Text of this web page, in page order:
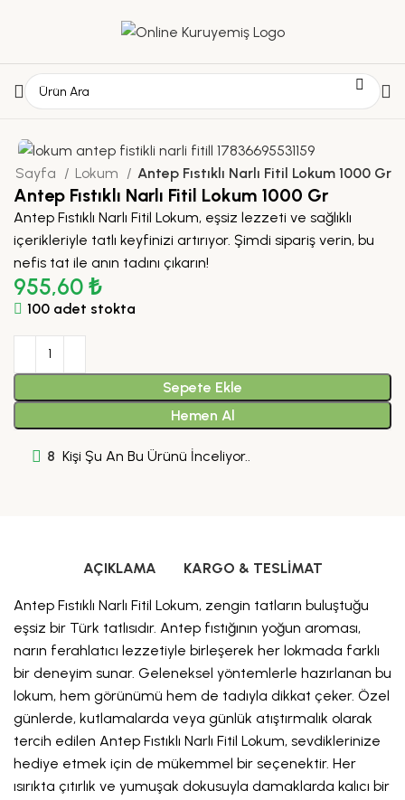
Sayfa Lokum Antep Fıstıklı Narlı Fitil Lokum 1000 Gr
Antep Fıstıklı Narlı Fitil Lokum 1000 Gr
Antep Fıstıklı Narlı Fitil Lokum, eşsiz lezzeti ve sağlıklı
içerikleriyle tatlı keyfinizi artırıyor. Şimdi sipariş verin, bu
nefis tat ile anın tadını çıkarın!
955,60₺
100 adet stokta
Sepete Ekle
Hemen Al
8 Kişi Şu An Bu Ürünü İnceliyor..
AÇIKLAMA KARGO & TESLIMAT
Antep Fıstıklı Narlı Fitil Lokum, zengin tatların buluştuğu
eşsiz bir Türk tatlısıdır. Antep fıstığının yoğun aroması,
narın ferahlatıcı lezzetiyle birleşerek her lokmada farklı
bir deneyim sunar. Geleneksel yöntemlerle hazırlanan bu
lokum, hem görünümü hem de tadıyla dikkat çeker. Özel
günlerde, kutlamalarda veya günlük atıştırmalık olarak
tercih edilen Antep Fıstıklı Narlı Fitil Lokum, sevdiklerinize
hediye etmek için de mükemmel bir seçenektir. Her
ısırıkta çıtırlık ve yumuşak dokusuyla damaklarda kalıcı bir